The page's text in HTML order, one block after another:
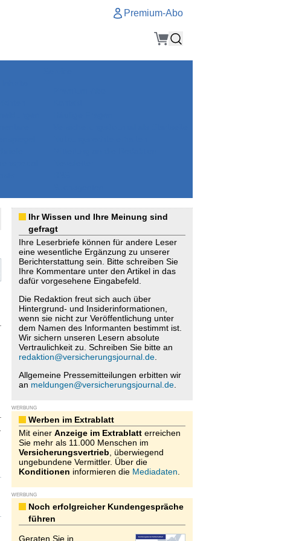
Premium-Abo
Ihr Wissen und Ihre Meinung sind
gefragt
Ihre Leserbriefe können für andere Leser
eine wesentliche Ergänzung zu unserer
Berichterstattung sein. Bitte schreiben Sie
Ihre Kommentare unter den Artikel in das
dafür vorgesehene Eingabefeld.
Die Redaktion freut sich auch über
Hintergrund- und Insiderinformationen,
wenn sie nicht zur Veröffentlichung unter
dem Namen des Informanten bestimmt ist.
Wir sichern unseren Lesern absolute
Vertraulichkeit zu. Schreiben Sie bitte an
redaktion@versicherungsjournal.de.
Allgemeine Pressemitteilungen erbitten wir
an meldungen@versicherungsjournal.de.
WERBUNG
Werben im Extrablatt
Mit einer Anzeige im Extrablatterreichen
Sie mehr als 11.000 Menschen im
Versicherungsvertrieb , überwiegend
ungebundene Vermittler. Über die
Konditionen informieren die Mediadaten
WERBUNG
Noch erfolgreicher Kundengespräche
führen
Geraten Sie in